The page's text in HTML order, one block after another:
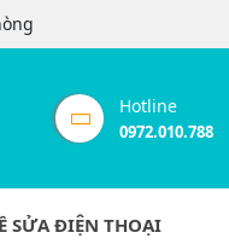
Hotline
0972.010.788
SỬA ĐIỆN THOẠI